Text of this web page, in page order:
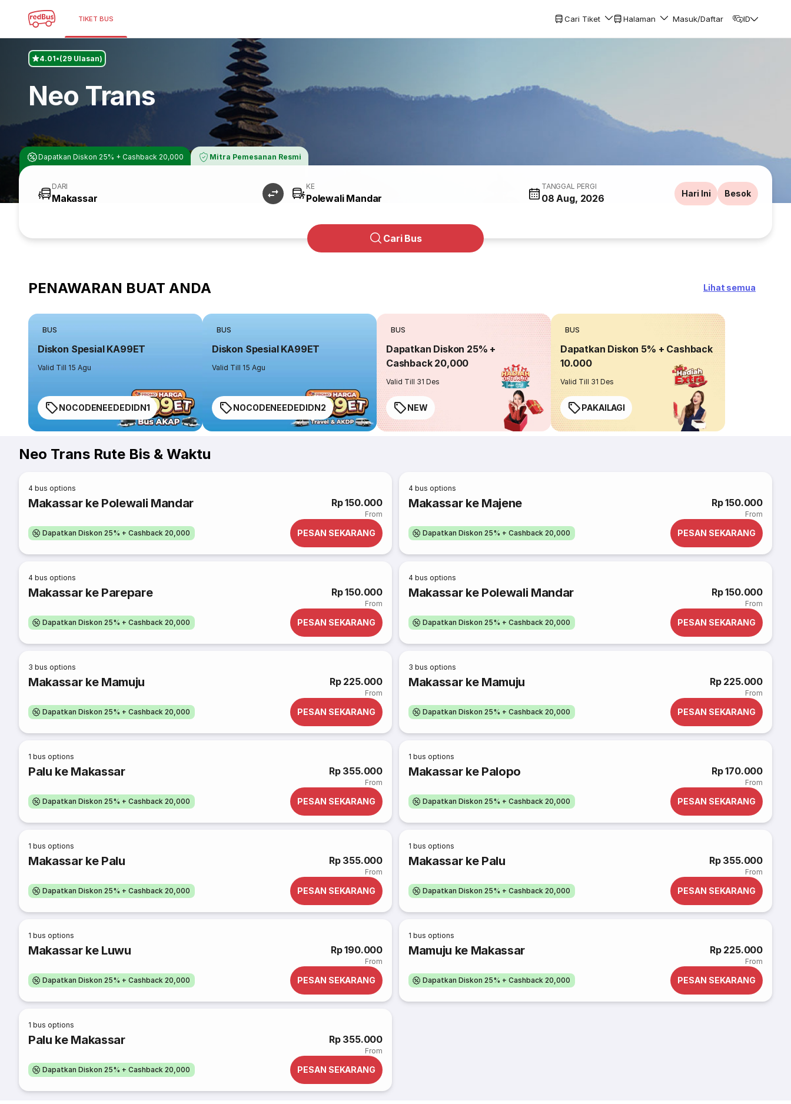
TIKET BUS Cari Tiket Halaman Masuk/Daftar ID
4.01 (29 Ulasan)
Neo Trans
Dapatkan Diskon 25% + Cashback 20,000 Mitra Pemesanan Resmi
DARI KE TANGGAL PERGI
08 Aug, 2026 Hari Ini Besok
Cari Bus
PENAWARAN BUAT ANDA Lihat semua
BUS
Diskon Spesial KA99ET
Valid Till 15 Agu
NOCODENEEDEDIDN1
BUS
Diskon Spesial KA99ET
Valid Till 15 Agu
NOCODENEEDEDIDN2
BUS
Dapatkan Diskon 25% +
Cashback 20,000
Valid Till 31 Des
NEW
BUS
Dapatkan Diskon 5% + Cashback
10.000
Valid Till 31 Des
PAKAILAGI
Neo Trans Rute Bis & Waktu
4 bus options
Makassar ke Polewali Mandar Rp 150.000
From
Dapatkan Diskon 25% + Cashback 20,000 PESAN SEKARANG
4 bus options
Makassar ke Majene Rp 150.000
From
Dapatkan Diskon 25% + Cashback 20,000 PESAN SEKARANG
4 bus options
Makassar ke Parepare Rp 150.000
From
Dapatkan Diskon 25% + Cashback 20,000 PESAN SEKARANG
4 bus options
Makassar ke Polewali Mandar Rp 150.000
From
Dapatkan Diskon 25% + Cashback 20,000 PESAN SEKARANG
3 bus options
Makassar ke Mamuju Rp 225.000
From
Dapatkan Diskon 25% + Cashback 20,000 PESAN SEKARANG
3 bus options
Makassar ke Mamuju Rp 225.000
From
Dapatkan Diskon 25% + Cashback 20,000 PESAN SEKARANG
1 bus options
Palu ke Makassar Rp 355.000
From
Dapatkan Diskon 25% + Cashback 20,000 PESAN SEKARANG
1 bus options
Makassar ke Palopo Rp 170.000
From
Dapatkan Diskon 25% + Cashback 20,000 PESAN SEKARANG
1 bus options
Makassar ke Palu Rp 355.000
From
Dapatkan Diskon 25% + Cashback 20,000 PESAN SEKARANG
1 bus options
Makassar ke Palu Rp 355.000
From
Dapatkan Diskon 25% + Cashback 20,000 PESAN SEKARANG
1 bus options
Makassar ke Luwu Rp 190.000
From
Dapatkan Diskon 25% + Cashback 20,000 PESAN SEKARANG
1 bus options
Mamuju ke Makassar Rp 225.000
From
Dapatkan Diskon 25% + Cashback 20,000 PESAN SEKARANG
1 bus options
Palu ke Makassar Rp 355.000
From
Dapatkan Diskon 25% + Cashback 20,000 PESAN SEKARANG